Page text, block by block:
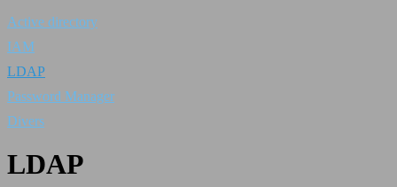
Active directory
IAM
LDAP
Password Manager
Divers
LDAP